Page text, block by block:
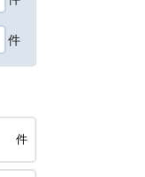
件
件